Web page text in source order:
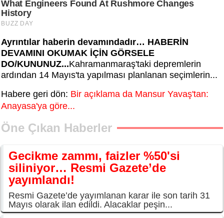
Ayrıntılar haberin devamındadır… HABERİN
DEVAMINI OKUMAK İÇİN GÖRSELE
DO/KUNUNUZ...Kahramanmaraş'taki depremlerin
ardından 14 Mayıs'ta yapılması planlanan seçimlerin...
Habere geri dön: Bir açıklama da Mansur Yavaş'tan:
Anayasa'ya göre...
Öne Çıkan Haberler
Gecikme zammı, faizler %50'si
siliniyor… Resmi Gazete’de
yayımlandı!
Resmi Gazete’de yayımlanan karar ile son tarih 31
Mayıs olarak ilan edildi. Alacaklar peşin...